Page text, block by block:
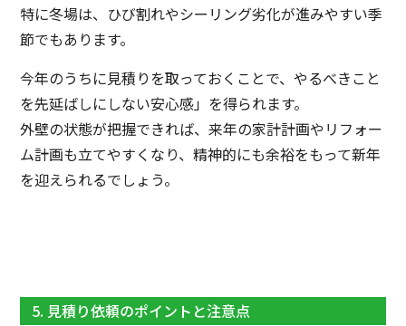
特に冬場は、ひび割れやシーリング劣化が進みやすい季
節でもあります。
今年のうちに見積りを取っておくことで、やるべきこと
を先延ばしにしない安心感」を得られます。
外壁の状態が把握できれば、来年の家計計画やリフォー
ム計画も立てやすくなり、精神的にも余裕をもって新年
を迎えられるでしょう。
5. 見積り依頼のポイントと注意点